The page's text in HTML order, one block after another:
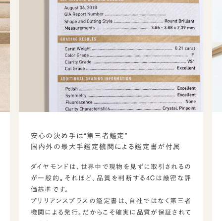
安心の決め手は“第三者鑑定”
国内外の最大手鑑定機関による鑑定書が付属
ダイヤモンドは、世界中で現物を見ずに取引されるの
が一般的。それほど、品質を判断する4Cは厳密な評
価基準です。
ブリリアンスプラスの鑑定書は、自社ではなく第三者
機関による発行。だからこそ確実に品質が保証されて